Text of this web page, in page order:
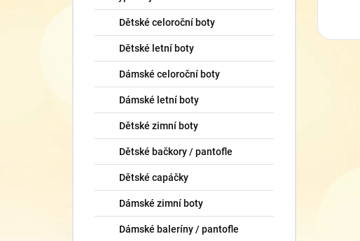
Dětské celoroční boty
Dětské letní boty
Dámské celoroční boty
Dámské letní boty
Dětské zimní boty
Dětské bačkory / pantofle
Dětské capáčky
Dámské zimní boty
Dámské baleríny / pantofle